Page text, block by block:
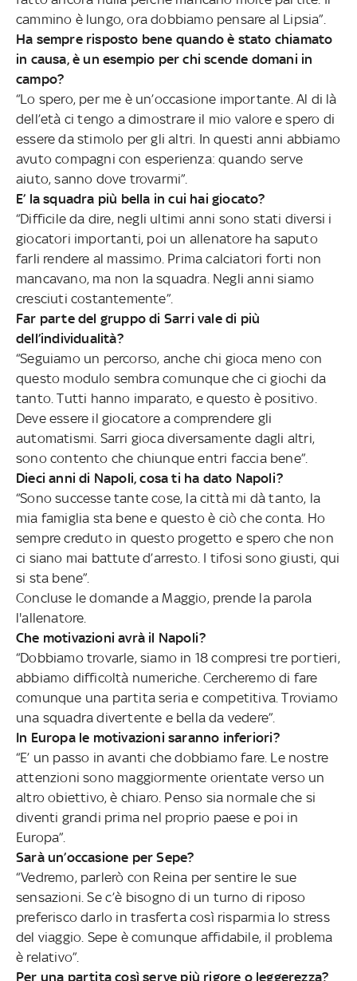
cammino è lungo, ora dobbiamo pensare al Lipsia”.
Ha sempre risposto bene quando è stato chiamato
in causa, è un esempio per chi scende domani in
campo?
“Lo spero, per me è un’occasione importante. Al di là
dell’età ci tengo a dimostrare il mio valore e spero di
essere da stimolo per gli altri. In questi anni abbiamo
avuto compagni con esperienza: quando serve
aiuto, sanno dove trovarmi”.
E’ la squadra più bella in cui hai giocato?
“Difficile da dire, negli ultimi anni sono stati diversi i
giocatori importanti, poi un allenatore ha saputo
farli rendere al massimo. Prima calciatori forti non
mancavano, ma non la squadra. Negli anni siamo
cresciuti costantemente”.
Far parte del gruppo di Sarri vale di più
dell’individualità?
“Seguiamo un percorso, anche chi gioca meno con
questo modulo sembra comunque che ci giochi da
tanto. Tutti hanno imparato, e questo è positivo.
Deve essere il giocatore a comprendere gli
automatismi. Sarri gioca diversamente dagli altri,
sono contento che chiunque entri faccia bene”.
Dieci anni di Napoli, cosa ti ha dato Napoli?
“Sono successe tante cose, la città mi dà tanto, la
mia famiglia sta bene e questo è ciò che conta. Ho
sempre creduto in questo progetto e spero che non
ci siano mai battute d’arresto. I tifosi sono giusti, qui
si sta bene”.
Concluse le domande a Maggio, prende la parola
l'allenatore.
Che motivazioni avrà il Napoli?
“Dobbiamo trovarle, siamo in 18 compresi tre portieri,
abbiamo difficoltà numeriche. Cercheremo di fare
comunque una partita seria e competitiva. Troviamo
una squadra divertente e bella da vedere”.
In Europa le motivazioni saranno inferiori?
“E’ un passo in avanti che dobbiamo fare. Le nostre
attenzioni sono maggiormente orientate verso un
altro obiettivo, è chiaro. Penso sia normale che si
diventi grandi prima nel proprio paese e poi in
Europa”.
Sarà un’occasione per Sepe?
“Vedremo, parlerò con Reina per sentire le sue
sensazioni. Se c’è bisogno di un turno di riposo
preferisco darlo in trasferta così risparmia lo stress
del viaggio. Sepe è comunque affidabile, il problema
è relativo”.
Per una partita così serve più rigore o leggerezza?